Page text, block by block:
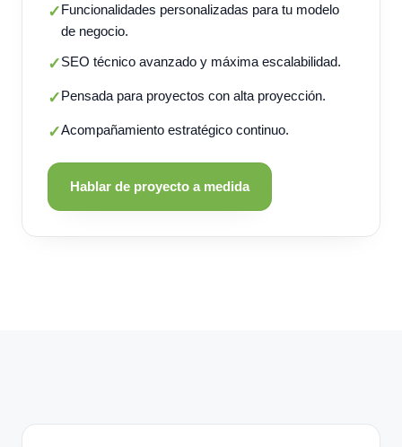
✓Funcionalidades personalizadas para tu modelo
de negocio.
✓SEO técnico avanzado y máxima escalabilidad.
✓Pensada para proyectos con alta proyección.
✓Acompañamiento estratégico continuo.
Hablar de proyecto a medida